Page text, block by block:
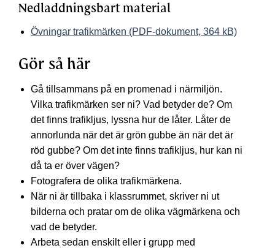
Nedladdningsbart material
Övningar trafikmärken (PDF-dokument, 364 kB)
Gör så här
Gå tillsammans på en promenad i närmiljön.
Vilka trafikmärken ser ni? Vad betyder de? Om
det finns trafikljus, lyssna hur de låter. Låter de
annorlunda när det är grön gubbe än när det är
röd gubbe? Om det inte finns trafikljus, hur kan ni
då ta er över vägen?
Fotografera de olika trafikmärkena.
När ni är tillbaka i klassrummet, skriver ni ut
bilderna och pratar om de olika vägmärkena och
vad de betyder.
Arbeta sedan enskilt eller i grupp med